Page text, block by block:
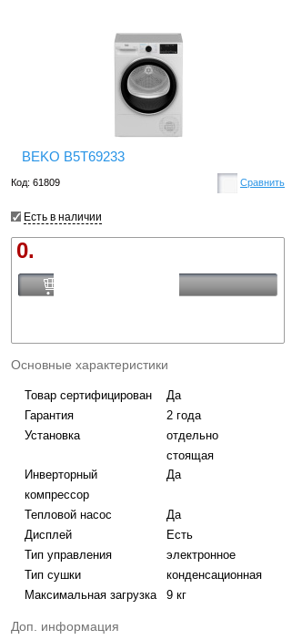
BEKO B5T69233
Код: 61809 Сравнить
Есть в наличии
0.
Основные характеристики
Товар сертифицирован
Да
Гарантия
2 года
Установка
отдельно
стоящая
Инверторный
компрессор
Да
Тепловой насос
Да
Дисплей
Есть
Тип управления
электронное
Тип сушки
конденсационная
Максимальная загрузка
9 кг
Доп. информация